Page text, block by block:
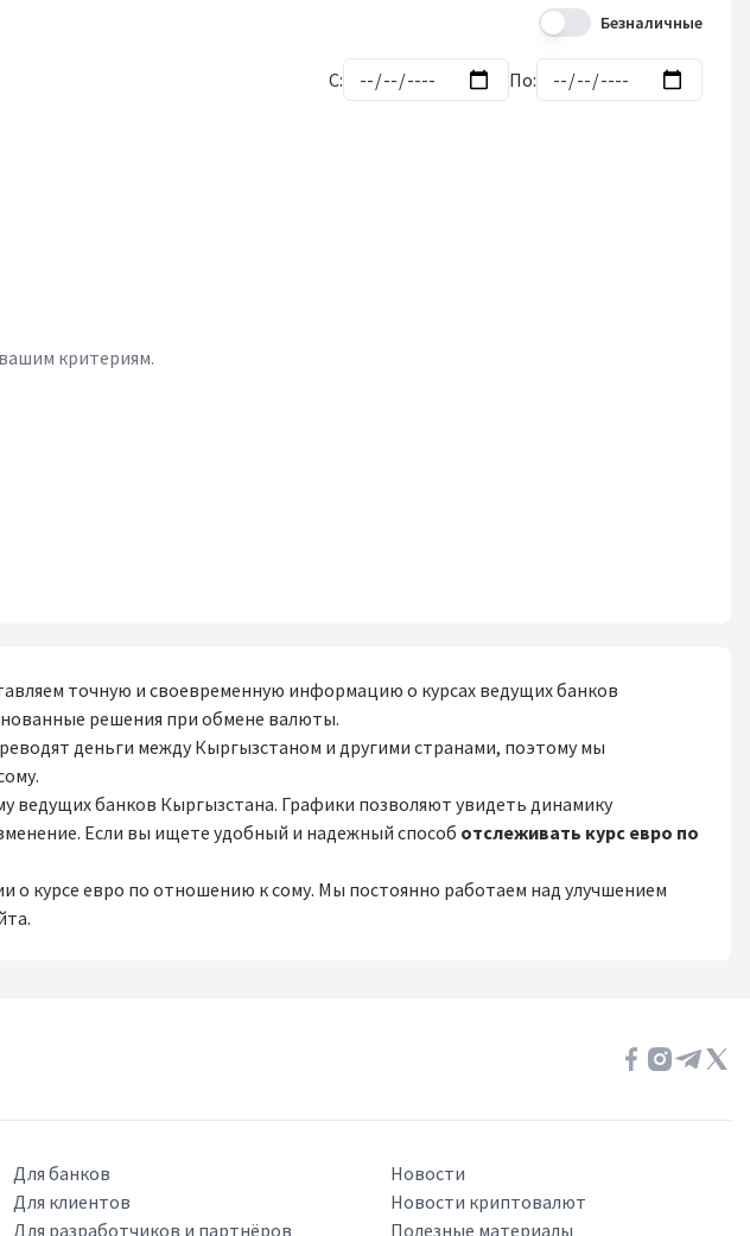
Безналичные
С: По:
критериям.
точную и своевременную информацию о курсах ведущих банков
решения при обмене валюты.
деньги между Кыргызстаном и другими странами, поэтому мы
ведущих банков Кыргызстана. Графики позволяют увидеть динамику
Если вы ищете удобный и надежный способ отслеживать курс евро по
курсе евро по отношению к сому. Мы постоянно работаем над улучшением
Для банков
Для клиентов
Для разработчиков и партнёров
Новости
Новости криптовалют
Полезные материалы